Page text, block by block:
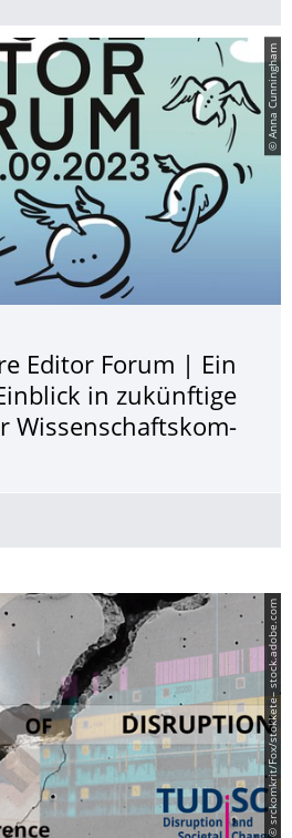
© Anna Cunningham
Editor Forum | Ein
in zukünftige
Wissenschaftskom­
© srckomkrit/Fox/stokkete– stock.adobe.com